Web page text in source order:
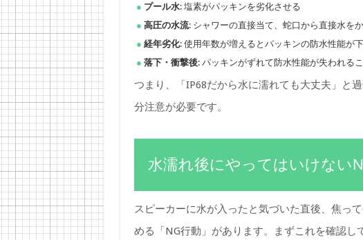
プール水: 塩素がパッキンを劣化させる
高圧の水流: シャワーの直接当て、蛇口から直接水を
経年劣化: 使用年数が増えるとパッキンの防水性能が
落下・衝撃後: パッキンがずれて防水性能が失われる
つまり、「IP68だから水に濡れても大丈夫」と
分注意が必要です。
水濡れ後にやってはいけない
スピーカーに水が入ったと気づいた直後、焦っ
める「NG行動」があります。まずこれを確認し